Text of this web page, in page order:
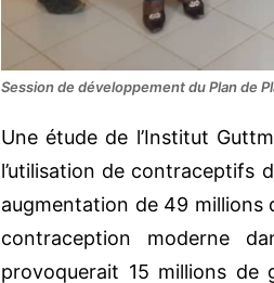
Session de développement du Plan de
Une étude de l’Institut
l’utilisation de contraceptifs
augmentation de 49 millions
contraception moderne
provoquerait 15 millions de